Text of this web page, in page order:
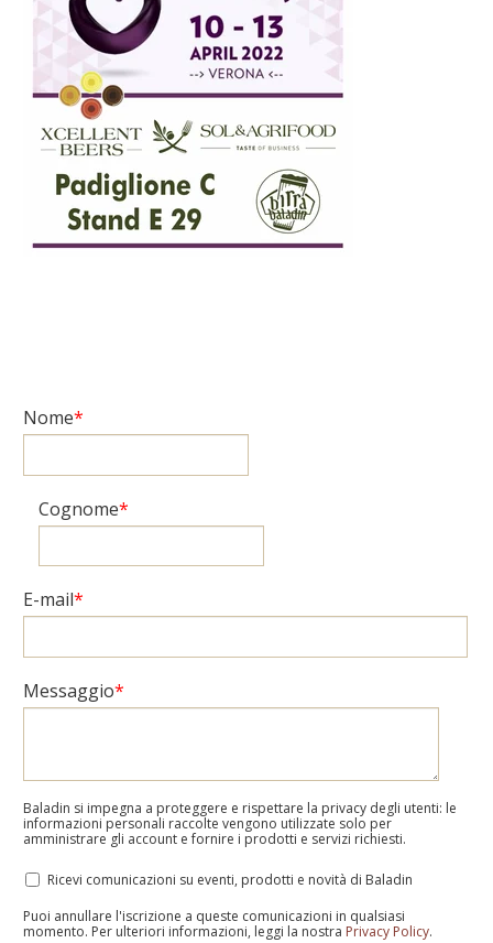
Nome*
Cognome*
E-mail*
Messaggio*
Baladin si impegna a proteggere e rispettare la privacy degli utenti: le
informazioni personali raccolte vengono utilizzate solo per
amministrare gli account e fornire i prodotti e servizi richiesti.
Ricevi comunicazioni su eventi, prodotti e novità di Baladin
Puoi annullare l'iscrizione a queste comunicazioni in qualsiasi
momento. Per ulteriori informazioni, leggi la nostra Privacy Policy.